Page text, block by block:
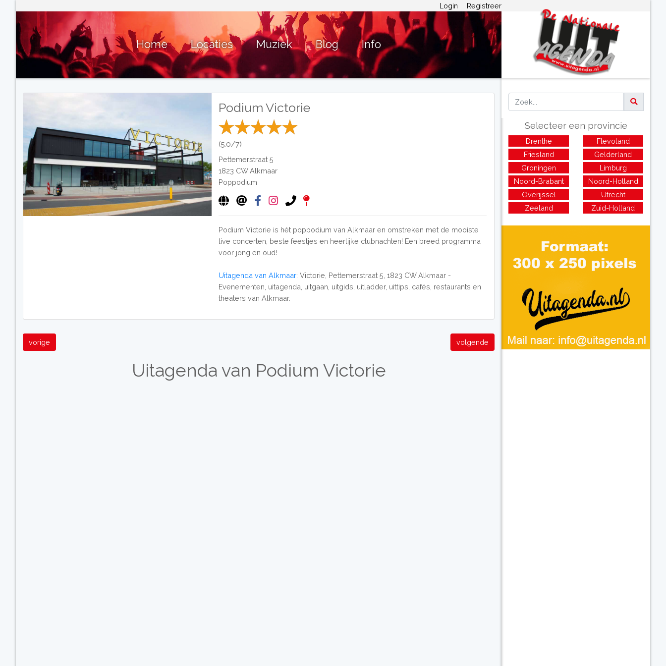
Login Registreer
Home Locaties Muziek Blog Info
Podium Victorie
(5.0/7)
Pettemerstraat 5
1823 CWAlkmaar
Poppodium
Podium Victorie is hét poppodium van Alkmaar en omstreken met de mooiste
live concerten, beste feestjes en heerlijke clubnachten! Een breed programma
voor jong en oud!
Uitagenda van Alkmaar: Victorie, Pettemerstraat 5, 1823 CW Alkmaar -
Evenementen, uitagenda, uitgaan, uitgids, uitladder, uittips, cafés, restaurants en
theaters van Alkmaar.
vorige volgende
Uitagenda van Podium Victorie
Selecteer een provincie
Drenthe
Flevoland
Friesland
Gelderland
Groningen
Limburg
Noord-Brabant
Noord-Holland
Overijssel
Utrecht
Zeeland
Zuid-Holland